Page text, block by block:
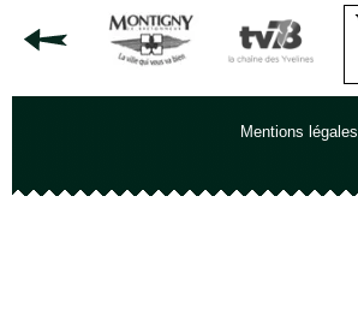
Mentions légales